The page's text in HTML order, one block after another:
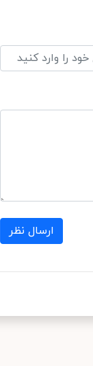
ارسال نظر